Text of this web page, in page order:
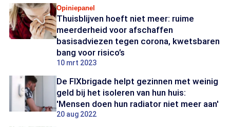
Opiniepanel
Thuisblijven hoeft niet meer: ruime
meerderheid voor afschaffen
basisadviezen tegen corona, kwetsbaren
bang voor risico’s
10 mrt 2023
De FIXbrigade helpt gezinnen met weinig
geld bij het isoleren van hun huis:
'Mensen doen hun radiator niet meer aan'
20 aug 2022